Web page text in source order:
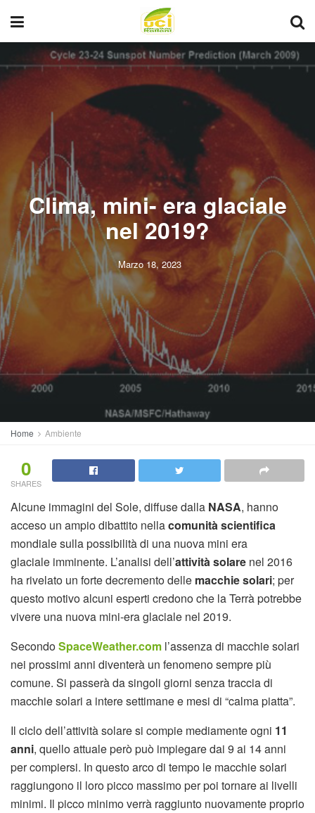
Clima, mini- era glaciale
nel 2019?
Marzo 18, 2023
Home Ambiente
0
SHARES
Alcune immagini del Sole, diffuse dalla NASA, hanno
acceso un ampio dibattito nellacomunità scientifica
mondiale sulla possibilità di una nuova mini era
glaciale imminente. L’analisi dell’attività solare nel 2016
ha rivelato un forte decremento delle macchie solari; per
questo motivo alcuni esperti credono che la Terrà potrebbe
vivere una nuova mini-era glaciale nel 2019.
SecondoSpaceWeather.com l’assenza di macchie solari
nei prossimi anni diventerà un fenomeno sempre più
comune. Si passerà da singoli giorni senza traccia di
macchie solari a intere settimane e mesi di “calma piatta”.
Il ciclo dell’attività solare si compie mediamente ogni 11
anni, quello attuale però può impiegare dai 9 ai 14 anni
per compiersi. In questo arco di tempo le macchie solari
raggiungono il loro picco massimo per poi tornare ai livelli
minimi. Il picco minimo verrà raggiunto nuovamente proprio